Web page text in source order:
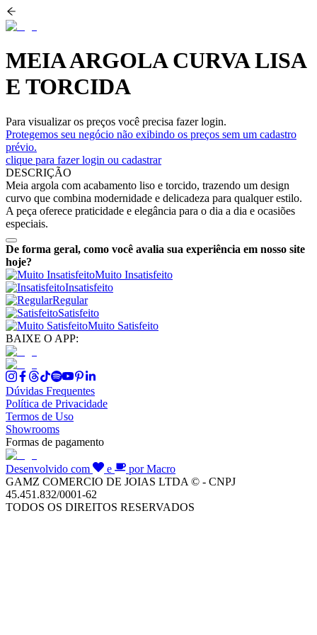
MEIA ARGOLA CURVA LISA
E TORCIDA
Para visualizar os preços você precisa fazer login.
Protegemos seu negócio não exibindo os preços sem um cadastro
prévio.
clique para fazer login ou cadastrar
DESCRIÇÃO
Meia argola com acabamento liso e torcido, trazendo um design
curvo que combina modernidade e delicadeza para qualquer estilo.
A peça oferece praticidade e elegância para o dia a dia e ocasiões
especiais.
De forma geral, como você avalia sua experiência em nosso site
hoje?
Muito Insatisfeito
Insatisfeito
Regular
Satisfeito
Muito Satisfeito
BAIXE O APP:
Dúvidas Frequentes
Política de Privacidade
Termos de Uso
Showrooms
Formas de pagamento
Desenvolvido com e
por Macro
GAMZ COMERCIO DE JOIAS LTDA © - CNPJ
45.451.832/0001-62
TODOS OS DIREITOS RESERVADOS